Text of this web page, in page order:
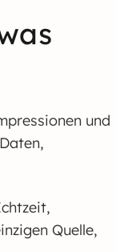
und
Quelle,